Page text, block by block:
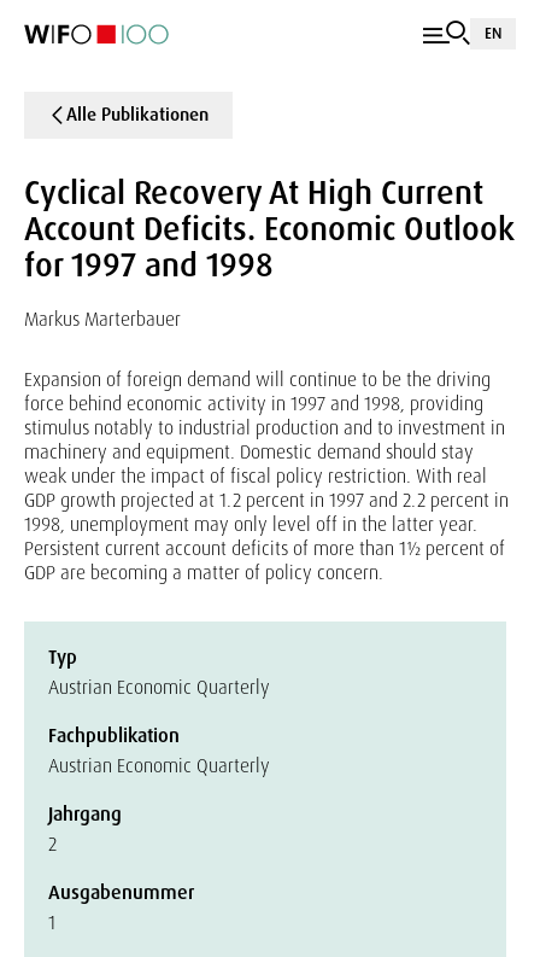
EN
Alle Publikationen
Cyclical Recovery At High Current
Account Deficits. Economic Outlook
for 1997 and 1998
Markus Marterbauer
Expansion of foreign demand will continue to be the driving
force behind economic activity in 1997 and 1998, providing
stimulus notably to industrial production and to investment in
machinery and equipment. Domestic demand should stay
weak under the impact of fiscal policy restriction. With real
GDP growth projected at 1.2 percent in 1997 and 2.2 percent in
1998, unemployment may only level off in the latter year.
Persistent current account deficits of more than 1½ percent of
GDP are becoming a matter of policy concern.
Typ
Austrian Economic Quarterly
Fachpublikation
Austrian Economic Quarterly
Jahrgang
2
Ausgabenummer
1